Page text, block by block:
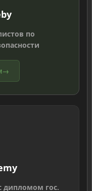
по
→
дипломом гос.